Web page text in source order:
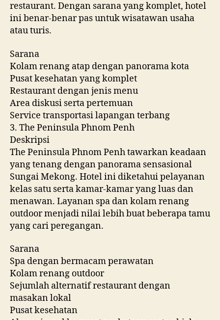
restaurant. Dengan sarana yang komplet, hotel
ini benar-benar pas untuk wisatawan usaha
atau turis.
Sarana
Kolam renang atap dengan panorama kota
Pusat kesehatan yang komplet
Restaurant dengan jenis menu
Area diskusi serta pertemuan
Service transportasi lapangan terbang
3. The Peninsula Phnom Penh
Deskripsi
The Peninsula Phnom Penh tawarkan keadaan
yang tenang dengan panorama sensasional
Sungai Mekong. Hotel ini diketahui pelayanan
kelas satu serta kamar-kamar yang luas dan
menawan. Layanan spa dan kolam renang
outdoor menjadi nilai lebih buat beberapa tamu
yang cari peregangan.
Sarana
Spa dengan bermacam perawatan
Kolam renang outdoor
Sejumlah alternatif restaurant dengan
masakan lokal
Pusat kesehatan